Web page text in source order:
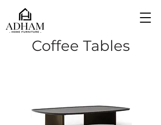
Coffee Tables